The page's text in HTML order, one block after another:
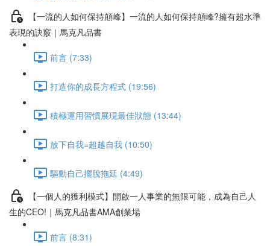
【一流的人如何保持顛峰】一流的人如何保持顛峰?擁有超水準
表現的訣竅｜馬克凡品書
前言 (7:33)
打造你的成長方程式 (19:56)
積極運用習慣展現最佳狀態 (13:44)
放下自我=超越自我 (10:50)
驅動自己擺脫拖延 (4:49)
【一個人的獲利模式】開啟一人事業的無限可能，成為自己人
生的CEO!｜馬克凡品書AMA創業場
前言 (8:31)